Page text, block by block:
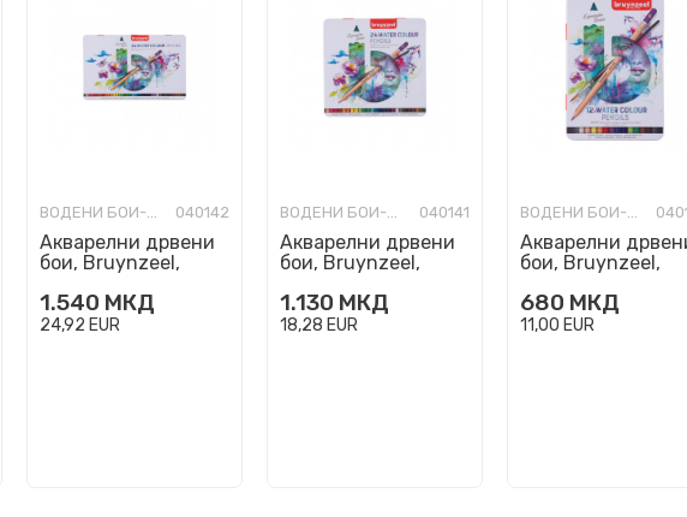
ВОДЕНИ БОИ-УМЕТНИЧКИ 040142
Акварелни дрвени
бои, Bruynzeel,
Water Colour
Pencils, 1/...
1.540 МКД
24,92 EUR
ВОДЕНИ БОИ-УМЕТНИЧКИ 040141
Акварелни дрвени
бои, Bruynzeel,
Water Colour
Pencils, 1/...
1.130 МКД
18,28 EUR
ВОДЕНИ БОИ-УМЕТНИЧКИ
Акварелни
бои, Bruynzeel,
Water Colour
Pencils, 1/...
680 МКД
11,00 EUR